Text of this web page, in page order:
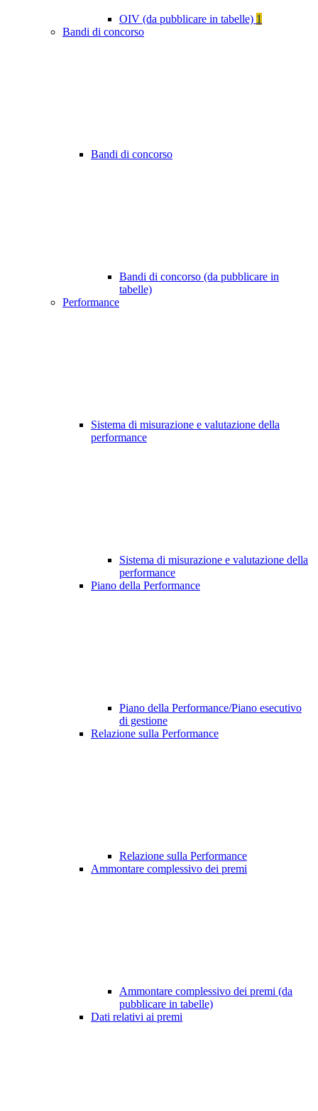
OIV (da pubblicare in tabelle) 1
Bandi di concorso
Bandi di concorso
Bandi di concorso (da pubblicare in
tabelle)
Performance
Sistema di misurazione e valutazione della
performance
Sistema di misurazione e valutazione della
performance
Piano della Performance
Piano della Performance/Piano esecutivo
di gestione
Relazione sulla Performance
Relazione sulla Performance
Ammontare complessivo dei premi
Ammontare complessivo dei premi (da
pubblicare in tabelle)
Dati relativi ai premi